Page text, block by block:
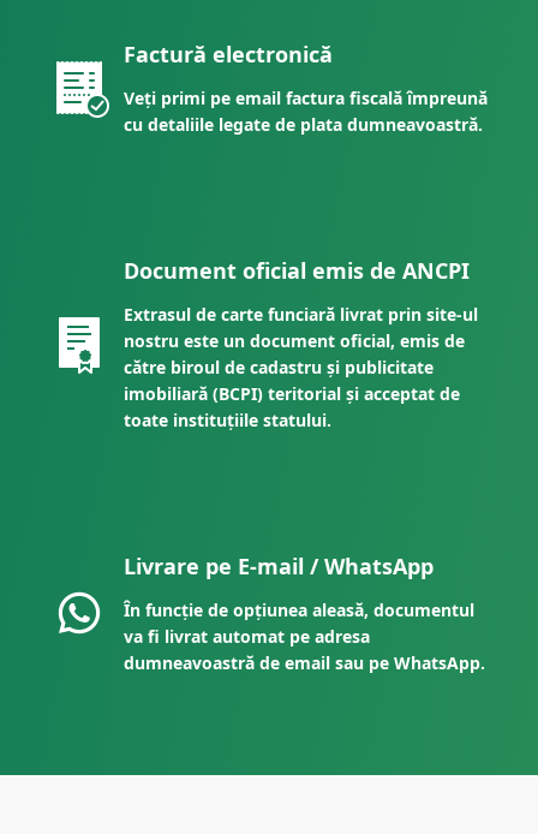
Factură electronică
Veți primi pe email factura fiscală împreună
cu detaliile legate de plata dumneavoastră.
Document oficial emis de ANCPI
Extrasul de carte funciară livrat prin site-ul
nostru este un document oficial, emis de
către biroul de cadastru și publicitate
imobiliară (BCPI) teritorial și acceptat de
toate instituțiile statului.
Livrare pe E-mail / WhatsApp
În funcție de opțiunea aleasă, documentul
va fi livrat automat pe adresa
dumneavoastră de email sau pe WhatsApp.